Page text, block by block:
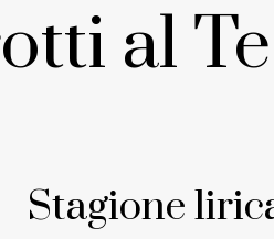
al
Stagione